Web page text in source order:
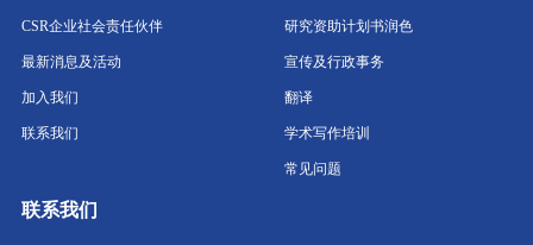
CSR企业社会责任伙伴
最新消息及活动
加入我们
联系我们
研究资助计划书润色
宣传及行政事务
翻译
学术写作培训
常见问题
联系我们